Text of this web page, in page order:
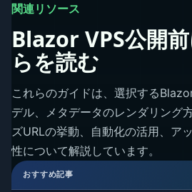
関連リソース
Blazor VPS公開
らを読む
これらのガイドは、選択する
デル、メタデータのレンダリング
ズURLの挙動、自動化の活用、ア
性について解説しています。
おすすめ記事